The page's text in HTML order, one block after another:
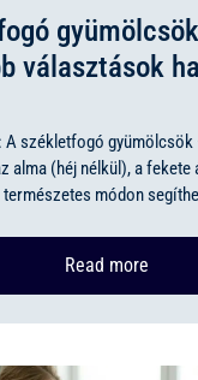
választások
A székletfogó gyümölcsök
alma (héj nélkül), a fekete
módon
Read more